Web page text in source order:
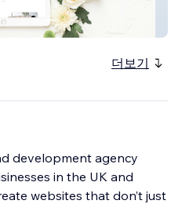
더보기
development agency
in the UK and
websites that don’t just